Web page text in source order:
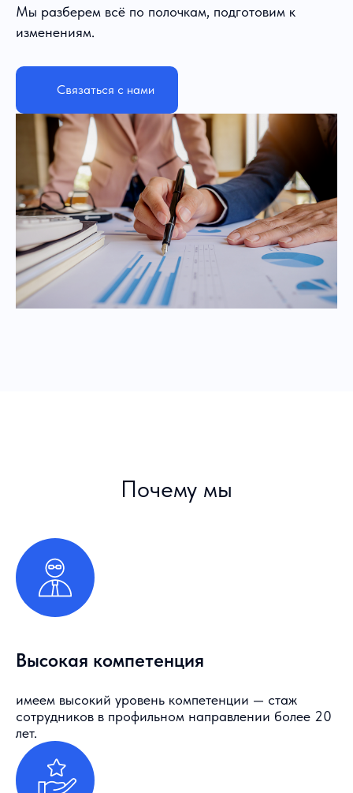
Мы разберем всё по полочкам, подготовим к
изменениям.
Связаться с нами
Почему мы
Высокая компетенция
имеем высокий уровень компетенции — стаж
сотрудников в профильном направлении более 20
лет.